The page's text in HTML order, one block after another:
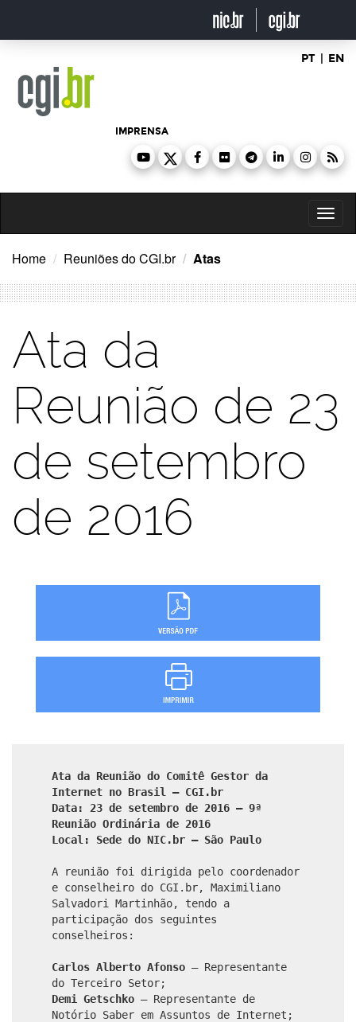
o
PT | EN
IMPRENSA
Home Reuniões do CGI.br Atas
Ata da
Reunião de 23
de setembro
de 2016
Ata da Reunião do Comitê Gestor da
Internet no Brasil – CGI.br
Data: 23 de setembro de 2016 – 9ª
Reunião Ordinária de 2016
Local: Sede do NIC.br – São Paulo
A reunião foi dirigida pelo coordenador
e conselheiro do CGI.br, Maximiliano
Salvadori Martinhão, tendo a
participação dos seguintes
conselheiros:
Carlos Alberto Afonso – Representante
do Terceiro Setor;
Demi Getschko – Representante de
Notório Saber em Assuntos de Internet;